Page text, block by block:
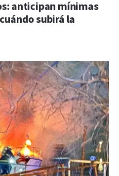
anticipan mínimas
subirá la